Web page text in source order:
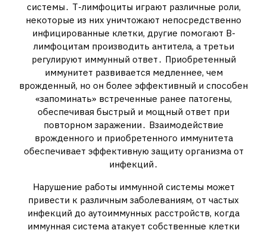
системы․ Т-лимфоциты играют различные роли,
некоторые из них уничтожают непосредственно
инфицированные клетки, другие помогают В-
лимфоцитам производить антитела, а третьи
регулируют иммунный ответ․ Приобретенный
иммунитет развивается медленнее, чем
врожденный, но он более эффективный и способен
«запоминать» встреченные ранее патогены,
обеспечивая быстрый и мощный ответ при
повторном заражении․ Взаимодействие
врожденного и приобретенного иммунитета
обеспечивает эффективную защиту организма от
инфекций․
Нарушение работы иммунной системы может
привести к различным заболеваниям, от частых
инфекций до аутоиммунных расстройств, когда
иммунная система атакует собственные клетки